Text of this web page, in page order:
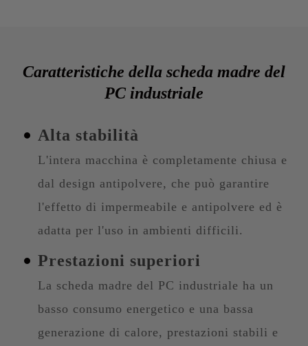
Caratteristiche della scheda madre del
PC industriale
Alta stabilità
L'intera macchina è completamente chiusa e
dal design antipolvere, che può garantire
l'effetto di impermeabile e antipolvere ed è
adatta per l'uso in ambienti difficili.
Prestazioni superiori
La scheda madre del PC industriale ha un
basso consumo energetico e una bassa
generazione di calore, prestazioni stabili e